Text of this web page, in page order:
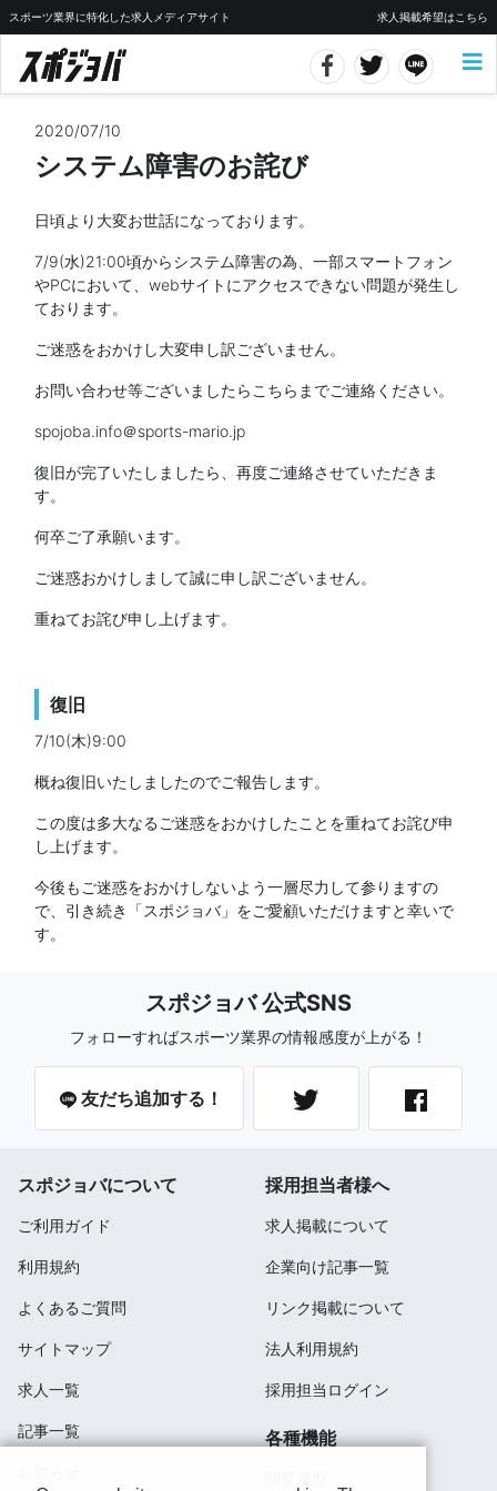
スポーツ業界に特化した求人メディアサイト 求人掲載希望はこちら
2020/07/10
システム障害のお詫び
日頃より大変お世話になっております。
7/9(水)21:00頃からシステム障害の為、一部スマートフォン
やPCにおいて、webサイトにアクセスできない問題が発生し
ております。
ご迷惑をおかけし大変申し訳ございません。
お問い合わせ等ございましたらこちらまでご連絡ください。
spojoba.info＠sports-mario.jp
復旧が完了いたしましたら、再度ご連絡させていただきま
す。
何卒ご了承願います。
ご迷惑おかけしまして誠に申し訳ございません。
重ねてお詫び申し上げます。
復旧
7/10(木)9:00
概ね復旧いたしましたのでご報告します。
この度は多大なるご迷惑をおかけしたことを重ねてお詫び申
し上げます。
今後もご迷惑をおかけしないよう一層尽力して参りますの
で、引き続き「スポジョバ」をご愛顧いただけますと幸いで
す。
スポジョバ 公式SNS
フォローすればスポーツ業界の情報感度が上がる！
友だち追加する！
スポジョバについて
ご利用ガイド
利用規約
よくあるご質問
サイトマップ
求人一覧
記事一覧
採用担当者様へ
求人掲載について
企業向け記事一覧
リンク掲載について
法人利用規約
採用担当ログイン
各種機能